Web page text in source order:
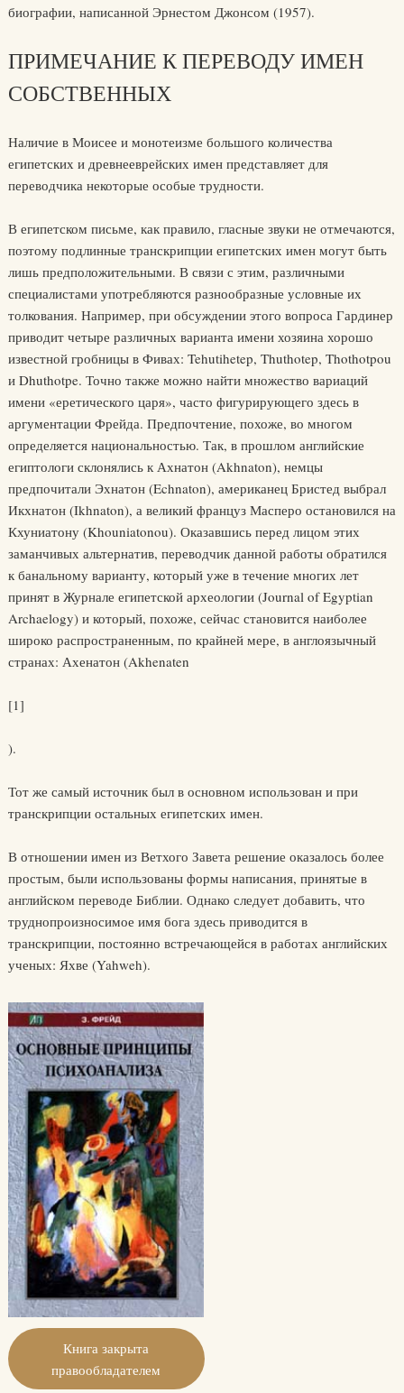
биографии, написанной Эрнестом Джонсом (1957).
ПРИМЕЧАНИЕ К ПЕРЕВОДУ ИМЕН
СОБСТВЕННЫХ
Наличие в Моисее и монотеизме большого количества
египетских и древнееврейских имен представляет для
переводчика некоторые особые трудности.
В египетском письме, как правило, гласные звуки не отмечаются,
поэтому подлинные транскрипции египетских имен могут быть
лишь предположительными. В связи с этим, различными
специалистами употребляются разнообразные условные их
толкования. Например, при обсуждении этого вопроса Гардинер
приводит четыре различных варианта имени хозяина хорошо
известной гробницы в Фивах: Tehutihetep, Thuthotep, Thothotpou
и Dhuthotpe. Точно также можно найти множество вариаций
имени «еретического царя», часто фигурирующего здесь в
аргументации Фрейда. Предпочтение, похоже, во многом
определяется национальностью. Так, в прошлом английские
египтологи склонялись к Ахнатон (Akhnaton), немцы
предпочитали Эхнатон (Echnaton), американец Бристед выбрал
Икхнатон (Ikhnaton), а великий француз Масперо остановился на
Кхуниатону (Khouniatonou). Оказавшись перед лицом этих
заманчивых альтернатив, переводчик данной работы обратился
к банальному варианту, который уже в течение многих лет
принят в Журнале египетской археологии (Journal of Egyptian
Archaelogy) и который, похоже, сейчас становится наиболее
широко распространенным, по крайней мере, в англоязычный
странах: Ахенатон (Akhenaten
[1]
).
Тот же самый источник был в основном использован и при
транскрипции остальных египетских имен.
В отношении имен из Ветхого Завета решение оказалось более
простым, были использованы формы написания, принятые в
английском переводе Библии. Однако следует добавить, что
труднопроизносимое имя бога здесь приводится в
транскрипции, постоянно встречающейся в работах английских
ученых: Яхве (Yahweh).
Книга закрыта
правообладателем